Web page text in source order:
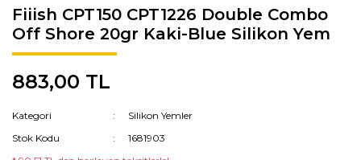
Fiiish CPT150 CPT1226 Double Combo
Off Shore 20gr Kaki-Blue Silikon Yem
883,00 TL
Kategori
Silikon Yemler
Stok Kodu
1681903